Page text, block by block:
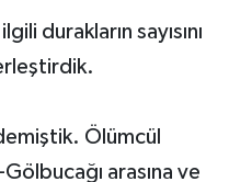
durakların sayısını
Ölümcül
arasına ve